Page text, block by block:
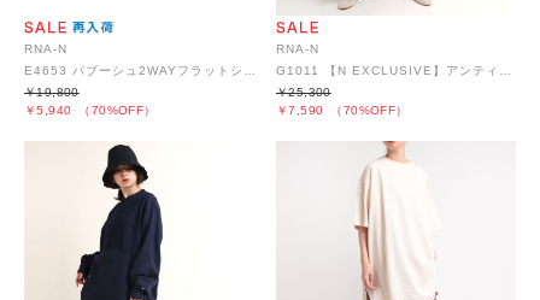
RNA-N
￥5,940 （70%OFF）
￥19,800
RNA-N
￥7,590 （70%OFF）
￥25,300